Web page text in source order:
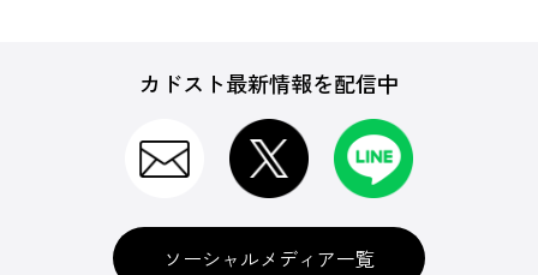
カドスト最新情報を配信中
ソーシャルメディア一覧